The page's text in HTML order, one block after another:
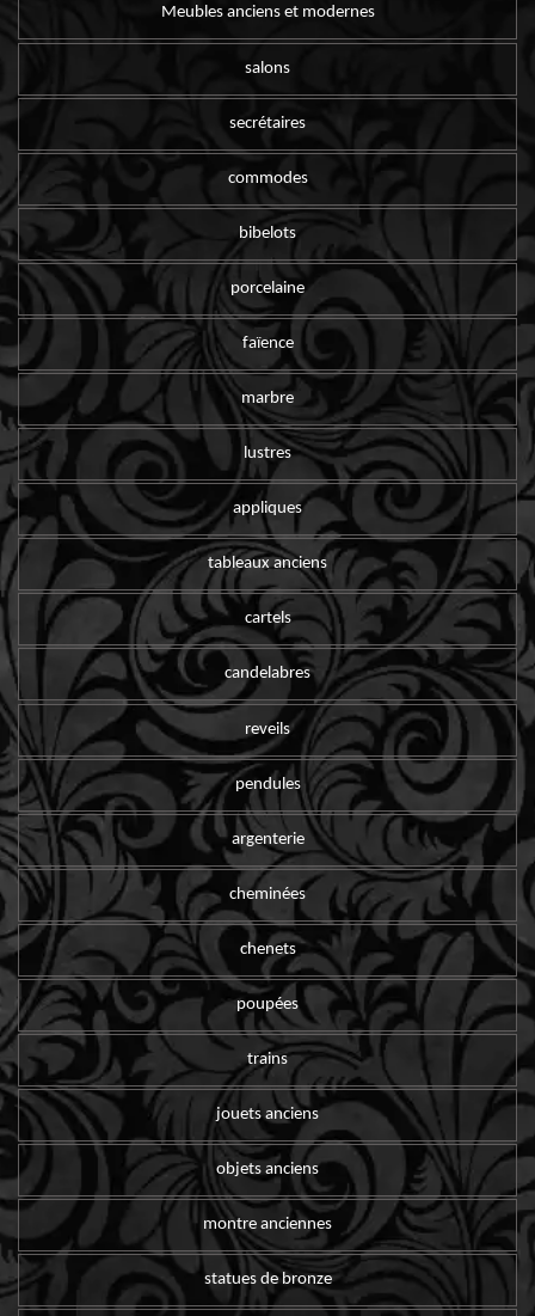
Meubles anciens et modernes
salons
secrétaires
commodes
bibelots
porcelaine
faïence
marbre
lustres
appliques
tableaux anciens
cartels
candelabres
reveils
pendules
argenterie
cheminées
chenets
poupées
trains
jouets anciens
objets anciens
montre anciennes
statues de bronze